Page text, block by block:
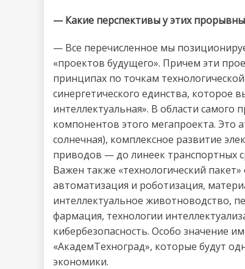
— Какие перспективы у этих
— Все перечисленное мы
«проектов будущего». Причем эти
принципах по точкам
синергетического единства,
интеллектуальная». В области
компонентов этого мегапроекта. Это
солнечная), комплексное развитие
приводов — до линеек транспортных
Важен также «технологический
автоматизация и роботизация,
интеллектуальное животноводство,
фармация, технологии
кибербезопасность. Особо значение
«АкадемТехноград», которые будут
экономики.